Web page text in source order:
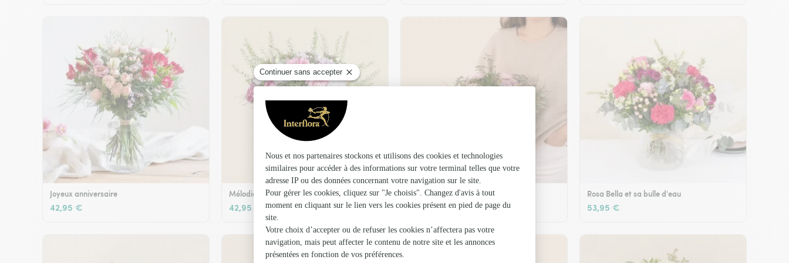
Joyeux anniversaire
42,95 €
Mélodie et son vase offert
42,95 €
Plaisir fleuri
36,95 €
Rosa Bella et sa bulle d'eau
53,95 €